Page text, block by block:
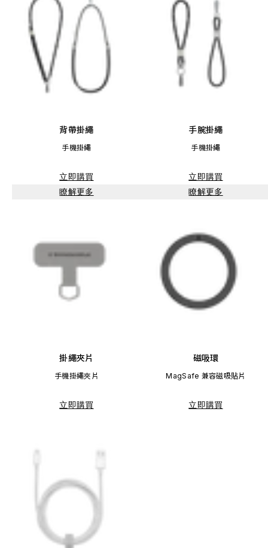
背帶掛繩
手機掛繩
立即購買
瞭解更多
手腕掛繩
手機掛繩
立即購買
瞭解更多
掛繩夾片
手機掛繩夾片
立即購買
磁吸環
MagSafe 兼容磁吸貼片
立即購買